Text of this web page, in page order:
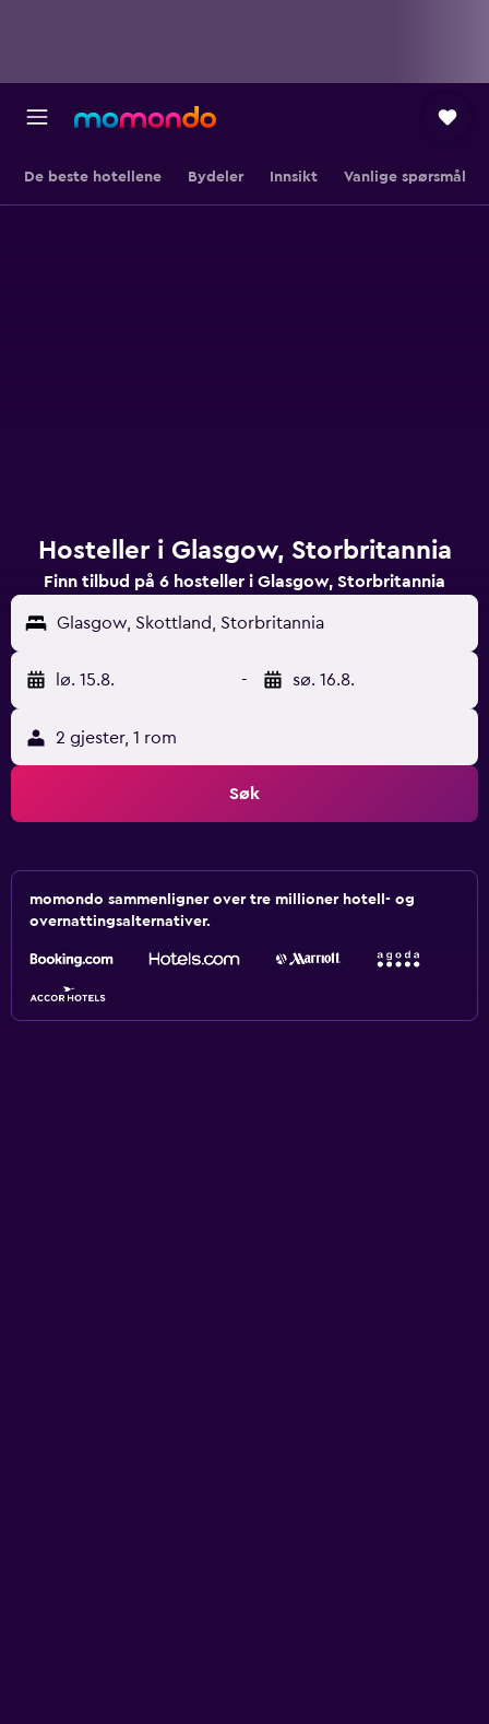
De beste hotellene Bydeler Innsikt Vanlige spørsmål
Hosteller i Glasgow, Storbritannia
Finn tilbud på 6 hosteller i Glasgow, Storbritannia
Glasgow, Skottland, Storbritannia
lø. 15.8. - sø. 16.8.
2 gjester, 1 rom
Søk
momondo sammenligner over tre millioner hotell- og
overnattingsalternativer.